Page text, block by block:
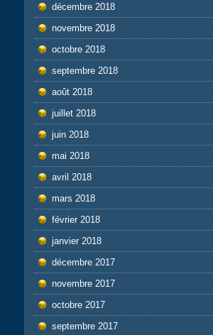
décembre 2018
novembre 2018
octobre 2018
septembre 2018
août 2018
juillet 2018
juin 2018
mai 2018
avril 2018
mars 2018
février 2018
janvier 2018
décembre 2017
novembre 2017
octobre 2017
septembre 2017